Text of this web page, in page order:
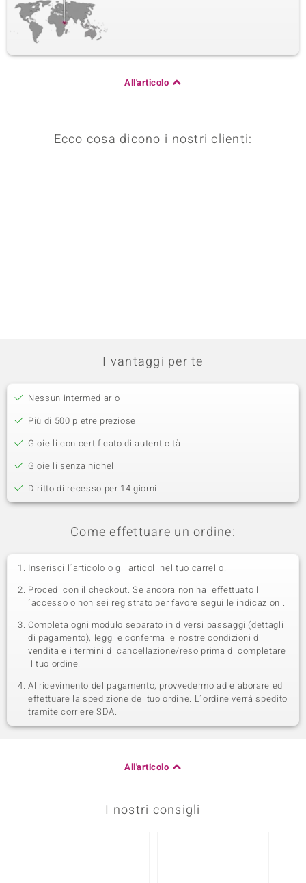
All'articolo
Ecco cosa dicono i nostri clienti:
I vantaggi per te
Nessun intermediario
Più di 500 pietre preziose
Gioielli con certificato di autenticità
Gioielli senza nichel
Diritto di recesso per 14 giorni
Come effettuare un ordine:
Inserisci l´articolo o gli articoli nel tuo carrello.
Procedi con il checkout. Se ancora non hai effettuato l
´accesso o non sei registrato per favore segui le indicazioni.
Completa ogni modulo separato in diversi passaggi (dettagli
di pagamento), leggi e conferma le nostre condizioni di
vendita e i termini di cancellazione/reso prima di completare
il tuo ordine.
Al ricevimento del pagamento, provvedermo ad elaborare ed
effettuare la spedizione del tuo ordine. L´ordine verrá spedito
tramite corriere SDA.
All'articolo
I nostri consigli